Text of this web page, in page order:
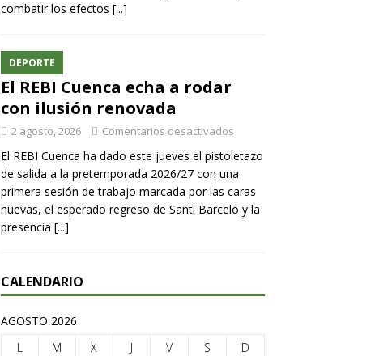
combatir los efectos [...]
DEPORTE
El REBI Cuenca echa a rodar
con ilusión renovada
2 agosto, 2026 Comentarios desactivados
El REBI Cuenca ha dado este jueves el pistoletazo
de salida a la pretemporada 2026/27 con una
primera sesión de trabajo marcada por las caras
nuevas, el esperado regreso de Santi Barceló y la
presencia [...]
CALENDARIO
AGOSTO 2026
L
M X J V S
D